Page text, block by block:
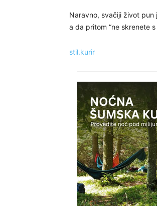
Naravno, svačiji život pun
a da pritom “ne skrenete
stil.kurir